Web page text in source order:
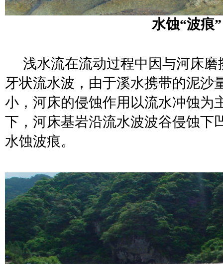
水蚀“波痕”
浅水流在流动过程中因与河床
牙状流水波，由于溪水携带的泥沙
小，河床的侵蚀作用以流水冲蚀为
下，河床基岩沿流水波波谷侵蚀下
水蚀波痕。